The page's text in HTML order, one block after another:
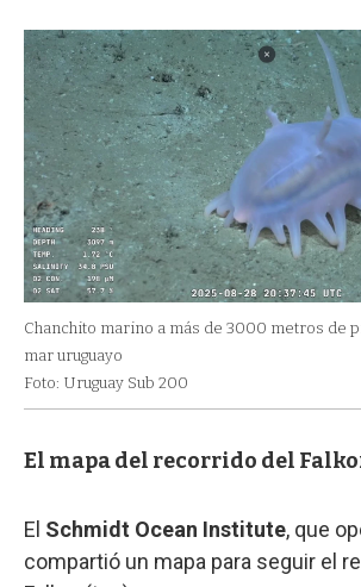
Chanchito marino a más de 3000 metros de
mar uruguayo
Foto: Uruguay Sub 200
El mapa del recorrido del
El Schmidt Ocean Institute, que
compartió un mapa para seguir el